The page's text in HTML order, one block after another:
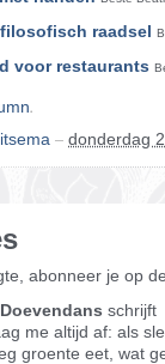
raadsel
voor restaurants
.
– donderdag
abonneer je op de
schrijft
me altijd af: als
groente eet, wat